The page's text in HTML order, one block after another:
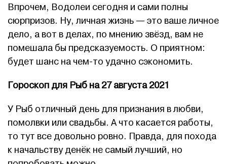
Впрочем, Водолеи сегодня и сами полны
сюрпризов. Ну, личная жизнь — это ваше личное
дело, а вот в делах, по мнению звёзд, вам не
помешала бы предсказуемость. О приятном:
будет шанс на чем-то удачно сэкономить.
Гороскоп для Рыб на 27 августа 2021
У Рыб отличный день для признания в любви,
помолвки или свадьбы. А что касается работы,
то тут все довольно ровно. Правда, для похода
к начальству денёк не самый лучший, но